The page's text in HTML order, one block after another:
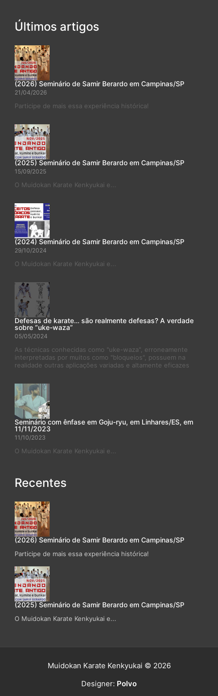
Últimos artigos
(2026) Seminário de Samir Berardo em Campinas/SP
21/04/2026
Participe de mais essa experiência histórica!
(2025) Seminário de Samir Berardo em Campinas/SP
15/09/2025
O Muidokan Karate Kenkyukai e...
(2024) Seminário de Samir Berardo em Campinas/SP
29/10/2024
O Muidokan Karate Kenkyukai e...
Defesas de karate… são realmente defesas? A verdade
sobre “uke-waza”
05/05/2024
As técnicas conhecidas como "uke-waza", erroneamente
interpretadas por muitos como "bloqueios", possuem na
realidade outras aplicações variadas e altamente eficazes
Seminário com ênfase em Goju-ryu, em Linhares/ES, em
11/11/2023
11/10/2023
O Muidokan Karate Kenkyukai e...
Recentes
(2026) Seminário de Samir Berardo em Campinas/SP
Participe de mais essa experiência histórica!
(2025) Seminário de Samir Berardo em Campinas/SP
O Muidokan Karate Kenkyukai e...
Muidokan Karate Kenkyukai © 2026
Designer: Polvo